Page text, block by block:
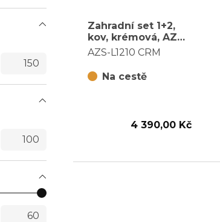
Zahradní set 1+2,
kov, krémová, AZS-
L1210 CRM
AZS-L1210 CRM
Na cestě
4 390,00 Kč